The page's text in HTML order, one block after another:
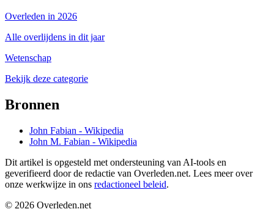
Overleden in 2026
Alle overlijdens in dit jaar
Wetenschap
Bekijk deze categorie
Bronnen
John Fabian - Wikipedia
John M. Fabian - Wikipedia
Dit artikel is opgesteld met ondersteuning van AI-tools en
geverifieerd door de redactie van Overleden.net. Lees meer over
onze werkwijze in ons redactioneel beleid.
© 2026 Overleden.net